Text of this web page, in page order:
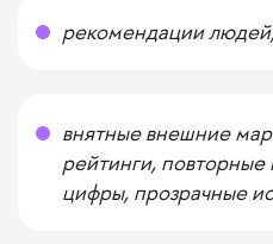
рекомендации
внятные внешние
рейтинги,
цифры, прозрачные